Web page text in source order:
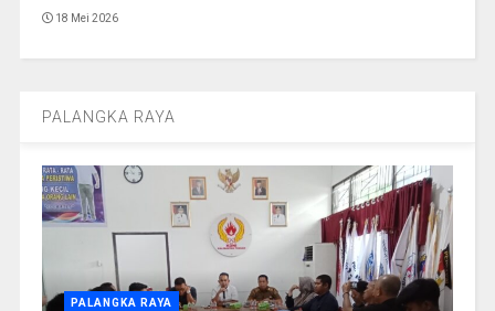
18 Mei 2026
PALANGKA RAYA
PALANGKA RAYA